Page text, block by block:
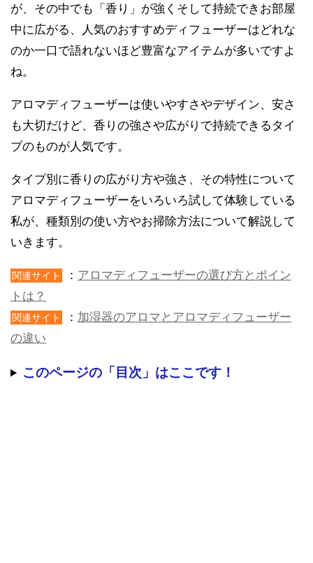
が、その中でも「香り」が強くそして持続できお部屋
中に広がる、人気のおすすめディフューザーはどれな
のか一口で語れないほど豊富なアイテムが多いですよ
ね。
アロマディフューザーは使いやすさやデザイン、安さ
も大切だけど、香りの強さや広がりで持続できるタイ
プのものが人気です。
タイプ別に香りの広がり方や強さ、その特性について
アロマディフューザーをいろいろ試して体験している
私が、種類別の使い方やお掃除方法について解説して
いきます。
関連サイト ： アロマディフューザーの選び方とポイン
トは？
関連サイト ： 加湿器のアロマとアロマディフューザー
の違い
このページの「目次」はここです！